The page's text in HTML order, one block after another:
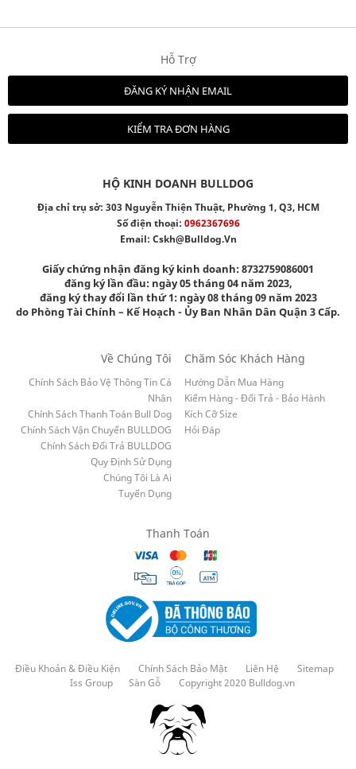
Hỗ Trợ
ĐĂNG KÝ NHẬN EMAIL
KIỂM TRA ĐƠN HÀNG
HỘ KINH DOANH BULLDOG
Địa chỉ trụ sở: 303 Nguyễn Thiện Thuật, Phường 1, Q3, HCM
Số điện thoại: 0962367696
Email: Cskh@bulldog.vn
Giấy chứng nhận đăng ký kinh doanh: 8732759086001
đăng ký lần đầu: ngày 05 tháng 04 năm 2023,
đăng ký thay đổi lần thứ 1: ngày 08 tháng 09 năm 2023
do Phòng Tài Chính – Kế Hoạch - Ủy Ban Nhân Dân Quận 3 Cấp.
Về Chúng Tôi
Chính Sách Bảo Vệ Thông Tin Cá
Nhân
Chính Sách Thanh Toán Bull Dog
Chính Sách Vận Chuyển BULLDOG
Chính Sách Đổi Trả BULLDOG
Quy Định Sử Dụng
Chúng Tôi Là Ai
Tuyển Dụng
Chăm Sóc Khách Hàng
Hướng Dẫn Mua Hàng
Kiểm Hàng - Đổi Trả - Bảo Hành
Kích Cỡ Size
Hỏi Đáp
Thanh Toán
Điều Khoản & Điều Kiện Chính Sách Bảo Mật Liên Hệ
Sitemap
Iss Group
Sàn Gỗ Copyright 2020 Bulldog.vn